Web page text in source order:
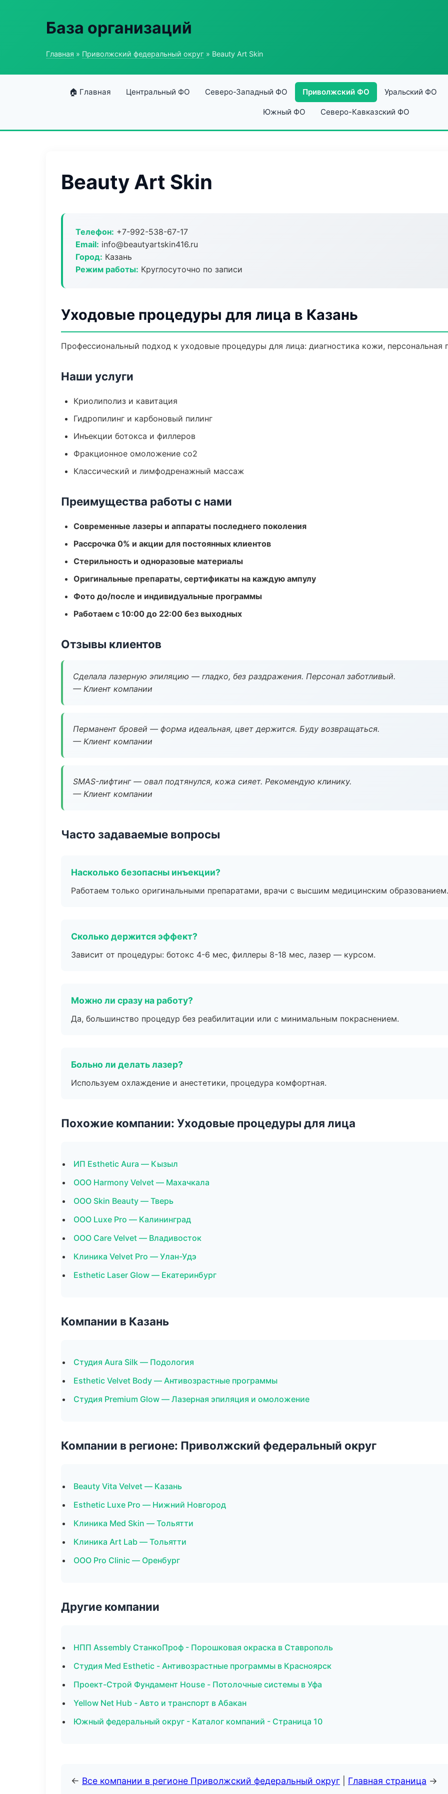
База организаций
Главная » Приволжский федеральный округ » Beauty Art Skin
🏠 Главная Центральный ФО Северо-Западный ФО Приволжский ФО Уральский ФО
Южный ФО Северо-Кавказский ФО
Beauty Art Skin
Телефон: +7-992-538-67-17
Email: info@beautyartskin416.ru
Город: Казань
Режим работы: Круглосуточно по записи
Уходовые процедуры для лица в Казань
Профессиональный подход к уходовые процедуры для лица: диагностика кожи, персональная
Наши услуги
Криолиполиз и кавитация
Гидропилинг и карбоновый пилинг
Инъекции ботокса и филлеров
Фракционное омоложение co2
Классический и лимфодренажный массаж
Преимущества работы с нами
Современные лазеры и аппараты последнего поколения
Рассрочка 0% и акции для постоянных клиентов
Стерильность и одноразовые материалы
Оригинальные препараты, сертификаты на каждую ампулу
Фото до/после и индивидуальные программы
Работаем с 10:00 до 22:00 без выходных
Отзывы клиентов
Сделала лазерную эпиляцию — гладко, без раздражения. Персонал заботливый.
— Клиент компании
Перманент бровей — форма идеальная, цвет держится. Буду возвращаться.
— Клиент компании
SMAS-лифтинг — овал подтянулся, кожа сияет. Рекомендую клинику.
— Клиент компании
Часто задаваемые вопросы
Насколько безопасны инъекции?
Работаем только оригинальными препаратами, врачи с высшим медицинским образованием.
Сколько держится эффект?
Зависит от процедуры: ботокс 4-6 мес, филлеры 8-18 мес, лазер — курсом.
Можно ли сразу на работу?
Да, большинство процедур без реабилитации или с минимальным покраснением.
Больно ли делать лазер?
Используем охлаждение и анестетики, процедура комфортная.
Похожие компании: Уходовые процедуры для лица
ИП Esthetic Aura — Кызыл
ООО Harmony Velvet — Махачкала
ООО Skin Beauty — Тверь
ООО Luxe Pro — Калининград
ООО Care Velvet — Владивосток
Клиника Velvet Pro — Улан-Удэ
Esthetic Laser Glow — Екатеринбург
Компании в Казань
Студия Aura Silk — Подология
Esthetic Velvet Body — Антивозрастные программы
Студия Premium Glow — Лазерная эпиляция и омоложение
Компании в регионе: Приволжский федеральный округ
Beauty Vita Velvet — Казань
Esthetic Luxe Pro — Нижний Новгород
Клиника Med Skin — Тольятти
Клиника Art Lab — Тольятти
ООО Pro Clinic — Оренбург
Другие компании
НПП Assembly СтанкоПроф - Порошковая окраска в Ставрополь
Студия Med Esthetic - Антивозрастные программы в Красноярск
Проект-Строй Фундамент House - Потолочные системы в Уфа
Yellow Net Hub - Авто и транспорт в Абакан
Южный федеральный округ - Каталог компаний - Страница 10
← Все компании в регионе Приволжский федеральный округ Главная страница →